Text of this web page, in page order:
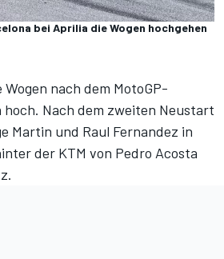
bei Aprilia die Wogen hochgehen
nach dem MotoGP-
hoch. Nach dem zweiten Neustart
Martin und Raul Fernandez in
der KTM von Pedro Acosta